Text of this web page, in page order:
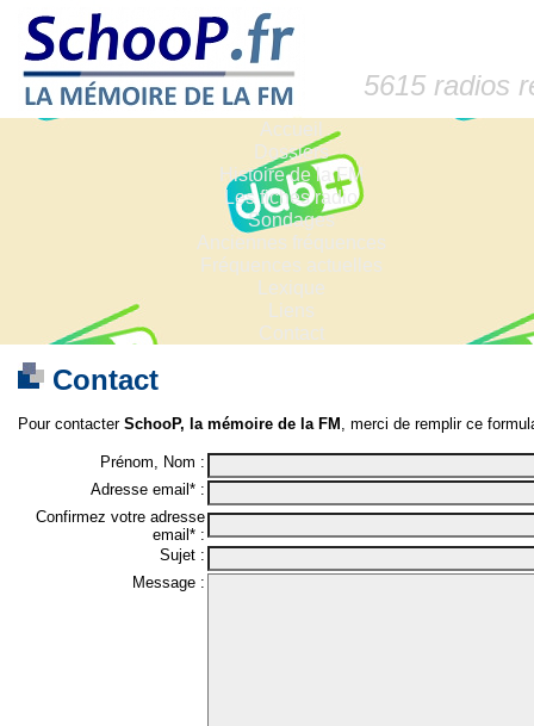
5615 radios
Accueil
Dossiers
Histoire de la FM
Les fiches radio
Sondages
Anciennes fréquences
Fréquences actuelles
Lexique
Liens
Contact
Contact
Pour contacter SchooP, la mémoire de la FM , merci de remplir ce
Prénom, Nom :
Adresse email* :
Confirmez votre adresse
email* :
Sujet :
Message :